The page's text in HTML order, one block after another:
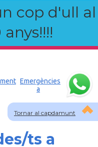
cop d'ull al
Tornar al capdamunt
Emergències
a
ts a